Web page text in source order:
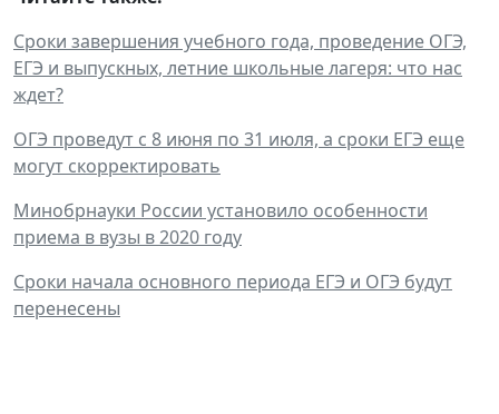
Сроки завершения учебного года, проведение ОГЭ,
ЕГЭ и выпускных, летние школьные лагеря: что нас
ждет?
ОГЭ проведут с 8 июня по 31 июля, а сроки ЕГЭ еще
могут cкорректировать
Минобрнауки России установило особенности
приема в вузы в 2020 году
Сроки начала основного периода ЕГЭ и ОГЭ будут
перенесены